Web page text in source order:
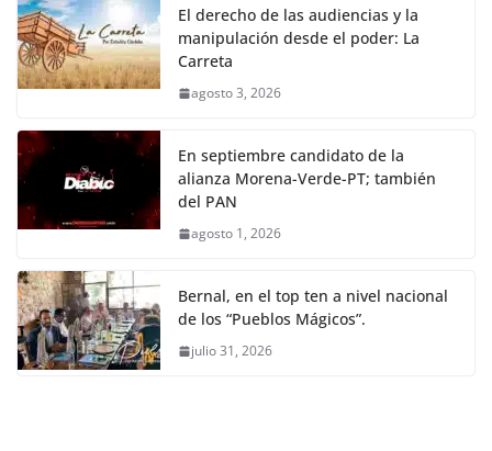
El derecho de las audiencias y la
manipulación desde el poder: La
Carreta
agosto 3, 2026
En septiembre candidato de la
alianza Morena-Verde-PT; también
del PAN
agosto 1, 2026
Bernal, en el top ten a nivel nacional
de los “Pueblos Mágicos”.
julio 31, 2026